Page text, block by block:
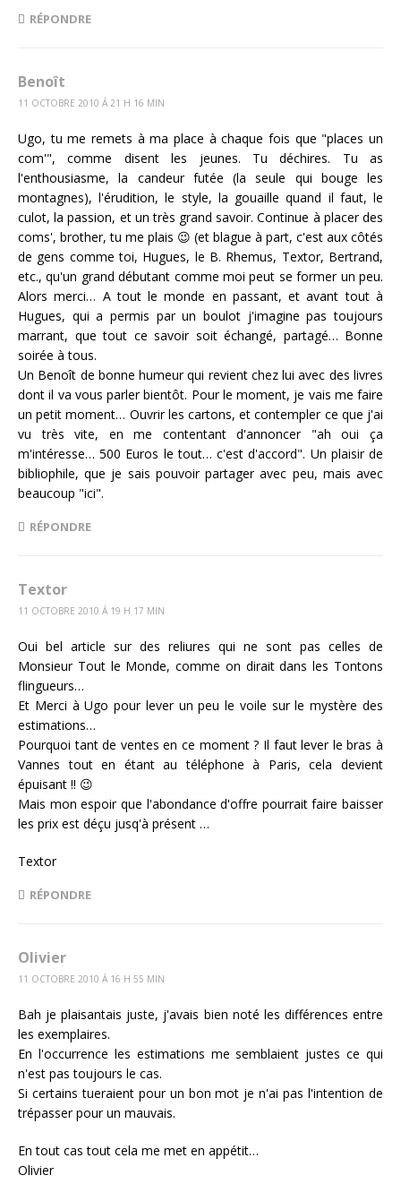
RÉPONDRE
Benoît
11 OCTOBRE 2010 Á 21 H 16 MIN
Ugo, tu me remets à ma place à chaque fois que "places un
com'", comme disent les jeunes. Tu déchires. Tu as
l'enthousiasme, la candeur futée (la seule qui bouge les
montagnes), l'érudition, le style, la gouaille quand il faut, le
culot, la passion, et un très grand savoir. Continue à placer des
coms', brother, tu me plais 😉 (et blague à part, c'est aux côtés
de gens comme toi, Hugues, le B. Rhemus, Textor, Bertrand,
etc., qu'un grand débutant comme moi peut se former un peu.
Alors merci… A tout le monde en passant, et avant tout à
Hugues, qui a permis par un boulot j'imagine pas toujours
marrant, que tout ce savoir soit échangé, partagé… Bonne
soirée à tous.
Un Benoît de bonne humeur qui revient chez lui avec des livres
dont il va vous parler bientôt. Pour le moment, je vais me faire
un petit moment… Ouvrir les cartons, et contempler ce que j'ai
vu très vite, en me contentant d'annoncer "ah oui ça
m'intéresse… 500 Euros le tout… c'est d'accord". Un plaisir de
bibliophile, que je sais pouvoir partager avec peu, mais avec
beaucoup "ici".
RÉPONDRE
Textor
11 OCTOBRE 2010 Á 19 H 17 MIN
Oui bel article sur des reliures qui ne sont pas celles de
Monsieur Tout le Monde, comme on dirait dans les Tontons
flingueurs…
Et Merci à Ugo pour lever un peu le voile sur le mystère des
estimations…
Pourquoi tant de ventes en ce moment ? Il faut lever le bras à
Vannes tout en étant au téléphone à Paris, cela devient
épuisant !! 😉
Mais mon espoir que l'abondance d'offre pourrait faire baisser
les prix est déçu jusq'à présent …
Textor
RÉPONDRE
Olivier
11 OCTOBRE 2010 Á 16 H 55 MIN
Bah je plaisantais juste, j'avais bien noté les différences entre
les exemplaires.
En l'occurrence les estimations me semblaient justes ce qui
n'est pas toujours le cas.
Si certains tueraient pour un bon mot je n'ai pas l'intention de
trépasser pour un mauvais.
En tout cas tout cela me met en appétit…
Olivier